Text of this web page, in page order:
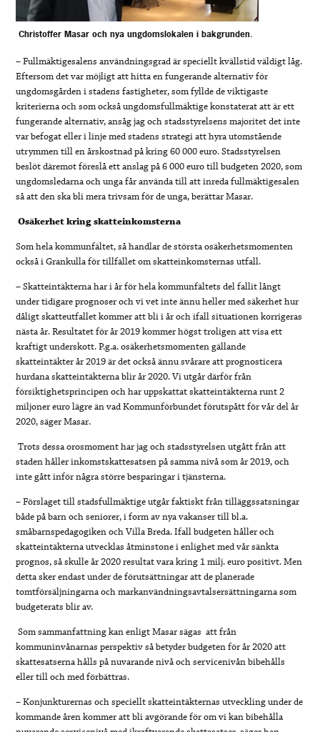
Christoffer Masar och nya ungdomslokalen i bakgrunden.
– Fullmäktigesalens användningsgrad är speciellt kvällstid väldigt låg.
Eftersom det var möjligt att hitta en fungerande alternativ för
ungdomsgården i stadens fastigheter, som fyllde de viktigaste
kriterierna och som också ungdomsfullmäktige konstaterat att är ett
fungerande alternativ, ansåg jag och stadsstyrelsens majoritet det inte
var befogat eller i linje med stadens strategi att hyra utomstående
utrymmen till en årskostnad på kring 60 000 euro. Stadsstyrelsen
beslöt däremot föreslå ett anslag på 6 000 euro till budgeten 2020, som
ungdomsledarna och unga får använda till att inreda fullmäktigesalen
så att den ska bli mera trivsam för de unga, berättar Masar.
Osäkerhet kring skatteinkomsterna
Som hela kommunfältet, så handlar de största osäkerhetsmomenten
också i Grankulla för tillfället om skatteinkomsternas utfall.
– Skatteintäkterna har i år för hela kommunfältets del fallit långt
under tidigare prognoser och vi vet inte ännu heller med säkerhet hur
dåligt skatteutfallet kommer att bli i år och ifall situationen korrigeras
nästa år. Resultatet för år 2019 kommer högst troligen att visa ett
kraftigt underskott. P.g.a. osäkerhetsmomenten gällande
skatteintäkter år 2019 är det också ännu svårare att prognosticera
hurdana skatteintäkterna blir år 2020. Vi utgår därför från
försiktighetsprincipen och har uppskattat skatteintäkterna runt 2
miljoner euro lägre än vad Kommunförbundet förutspått för vår del år
2020, säger Masar.
Trots dessa orosmoment har jag och stadsstyrelsen utgått från att
staden håller inkomstskattesatsen på samma nivå som år 2019, och
inte gått inför några större besparingar i tjänsterna.
– Förslaget till stadsfullmäktige utgår faktiskt från tilläggssatsningar
både på barn och seniorer, i form av nya vakanser till bl.a.
småbarnspedagogiken och Villa Breda. Ifall budgeten håller och
skatteintäkterna utvecklas åtminstone i enlighet med vår sänkta
prognos, så skulle år 2020 resultat vara kring 1 milj. euro positivt. Men
detta sker endast under de förutsättningar att de planerade
tomtförsäljningarna och markanvändningsavtalsersättningarna som
budgeterats blir av.
Som sammanfattning kan enligt Masar sägas att från
kommuninvånarnas perspektiv så betyder budgeten för år 2020 att
skattesatserna hålls på nuvarande nivå och servicenivån bibehålls
eller till och med förbättras.
– Konjunkturernas och speciellt skatteintäkternas utveckling under de
kommande åren kommer att bli avgörande för om vi kan bibehålla